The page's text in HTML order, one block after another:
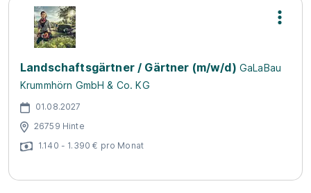
Landschaftsgärtner / Gärtner (m/w/d) GaLaBau
Krummhörn GmbH & Co. KG
01.08.2027
26759 Hinte
1.140 - 1.390 € pro Monat